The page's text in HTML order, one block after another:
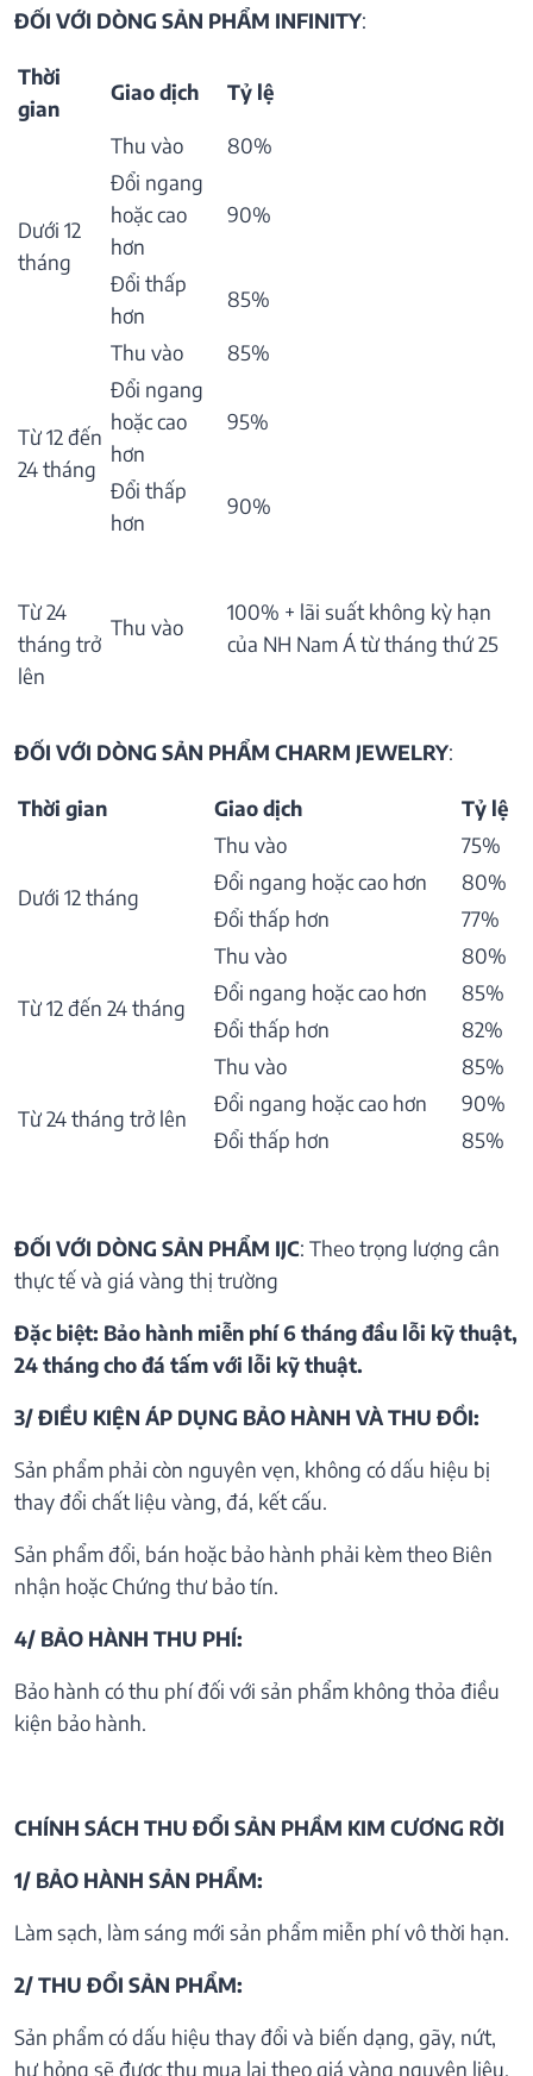
ĐỐI VỚI DÒNG SẢN PHẨM INFINITY:
Thời
gian
Giao dịch Tỷ lệ
Dưới 12
tháng
Thu vào
80%
Đổi ngang
hoặc cao
hơn
90%
Đổi thấp
hơn
85%
Từ 12 đến
24 tháng
Thu vào
85%
Đổi ngang
hoặc cao
hơn
95%
Đổi thấp
hơn
90%
Từ 24
tháng trở
lên
Thu vào
100% + lãi suất không kỳ hạn
của NH Nam Á từ tháng thứ 25
ĐỐI VỚI DÒNG SẢN PHẨM CHARM JEWELRY:
Thời gian Giao dịch Tỷ lệ
Dưới 12 tháng
Thu vào
75%
Đổi ngang hoặc cao hơn
80%
Đổi thấp hơn
77%
Từ 12 đến 24 tháng
Thu vào
80%
Đổi ngang hoặc cao hơn
85%
Đổi thấp hơn
82%
Từ 24 tháng trở lên
Thu vào
85%
Đổi ngang hoặc cao hơn
90%
Đổi thấp hơn
85%
ĐỐI VỚI DÒNG SẢN PHẨM IJC: Theo trọng lượng cân
thực tế và giá vàng thị trường
Đặc biệt: Bảo hành miễn phí 6 tháng đầu lỗi kỹ thuật,
24 tháng cho đá tấm với lỗi kỹ thuật.
3/ ĐIỀU KIỆN ÁP DỤNG BẢO HÀNH VÀ THU ĐỒI:
Sản phẩm phải còn nguyên vẹn, không có dấu hiệu bị
thay đổi chất liệu vàng, đá, kết cấu.
Sản phẩm đổi, bán hoặc bảo hành phải kèm theo Biên
nhận hoặc Chứng thư bảo tín.
4/ BẢO HÀNH THU PHÍ:
Bảo hành có thu phí đối với sản phẩm không thỏa điều
kiện bảo hành.
CHÍNH SÁCH THU ĐỔI SẢN PHẦM KIM CƯƠNG RỜI
1/ BẢO HÀNH SẢN PHẨM:
Làm sạch, làm sáng mới sản phẩm miễn phí vô thời hạn.
2/ THU ĐỔI SẢN PHẨM:
Sản phẩm có dấu hiệu thay đổi và biến dạng, gãy, nứt,
hư hỏng sẽ được thu mua lại theo giá vàng nguyên liệu.